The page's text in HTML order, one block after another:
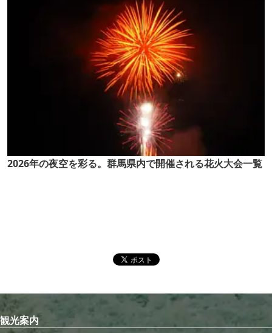
2026年の夜空を彩る。群馬県内で開催される花火大会一覧
観光案内